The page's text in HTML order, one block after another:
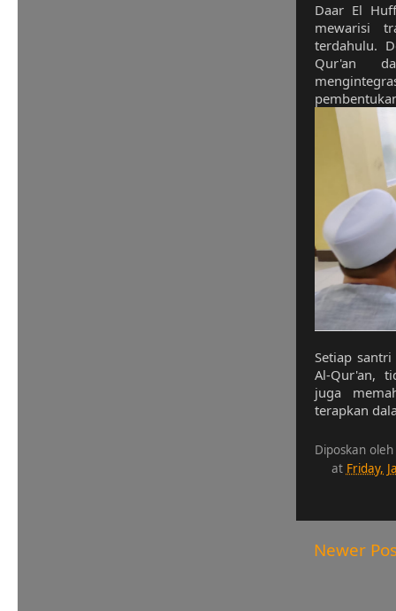
Daar El
mewarisi
terdahulu.
Qur'an
Setiap
Al-Qur'an,
juga
terapkan
Diposkan
at Friday,
Newer